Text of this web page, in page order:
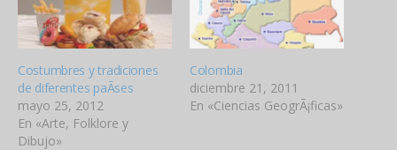
Costumbres y tradiciones
de diferentes paÃ­ses
mayo 25, 2012
En «Arte, Folklore y
Dibujo»
Colombia
diciembre 21, 2011
En «Ciencias GeogrÃ¡ficas»